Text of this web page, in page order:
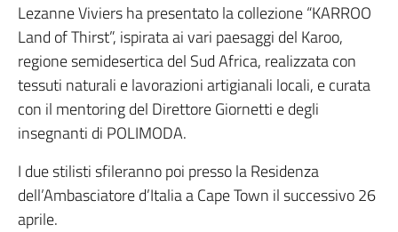
Lezanne Viviers ha presentato la collezione “KARROO
Land of Thirst”, ispirata ai vari paesaggi del Karoo,
regione semidesertica del Sud Africa, realizzata con
tessuti naturali e lavorazioni artigianali locali, e curata
con il mentoring del Direttore Giornetti e degli
insegnanti di POLIMODA.
I due stilisti sfileranno poi presso la Residenza
dell’Ambasciatore d’Italia a Cape Town il successivo 26
aprile.